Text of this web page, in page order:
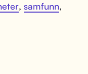
, samfunn,